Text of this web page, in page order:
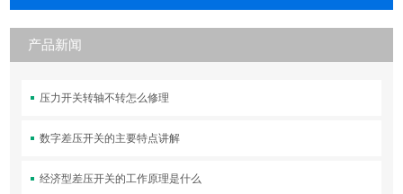
产品新闻
压力开关转轴不转怎么修理
数字差压开关的主要特点讲解
经济型差压开关的工作原理是什么